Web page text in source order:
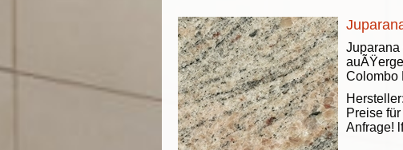
Juparana
Colombo
Hersteller:
Preise
Anfrage!